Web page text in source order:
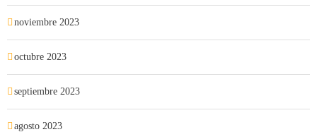
noviembre 2023
octubre 2023
septiembre 2023
agosto 2023